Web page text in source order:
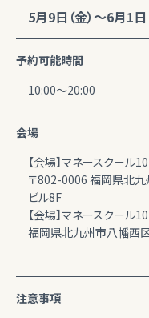
5月9日（金）～6月1日
予約可能時間
10:00～20:00
会場
【会場】マネースクール
〒802-0006 福岡県北
ビル8F
【会場】マネースクール
福岡県北九州市八幡西
注意事項